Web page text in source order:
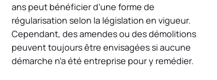
ans peut bénéficier d’une forme de
régularisation selon la législation en vigueur.
Cependant, des amendes ou des démolitions
peuvent toujours être envisagées si aucune
démarche n’a été entreprise pour y remédier.